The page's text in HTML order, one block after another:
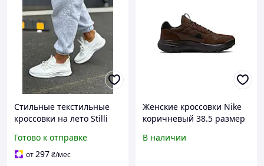
Стильные текстильные
кроссовки на лето Stilli
легкие женские
кроссовки 38
Готово к отправке
от297₴/мес
Женские кроссовки Nike
коричневый 38.5 размер
В наличии